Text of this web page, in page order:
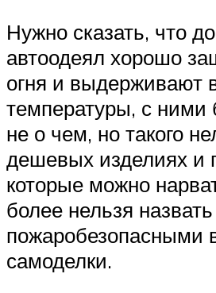
Нужно сказать, что
автоодеял хорошо
огня и выдерживают
температуры, с ними
не о чем, но такого
дешевых изделиях и
которые можно
более нельзя назвать
пожаробезопасными
самоделки.